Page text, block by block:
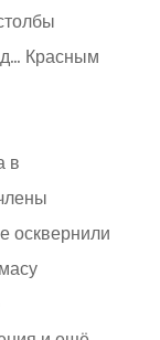
Красным
в
осквернили